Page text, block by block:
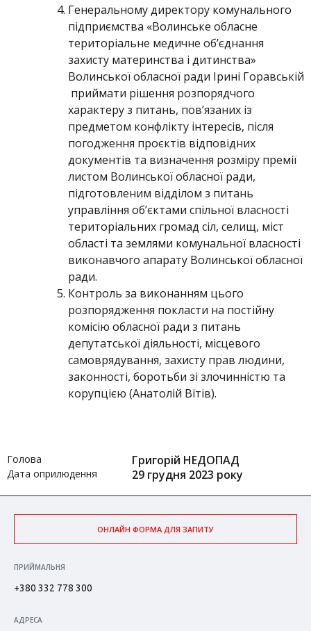
Генеральному директору комунального
підприємства «Волинське обласне
територіальне медичне об’єднання
захисту материнства і дитинства»
Волинської обласної ради Ірині Горавській
приймати рішення розпорядчого
характеру з питань, пов’язаних із
предметом конфлікту інтересів, після
погодження проєктів відповідних
документів та визначення розміру премії
листом Волинської обласної ради,
підготовленим відділом з питань
управління об’єктами спільної власності
територіальних громад сіл, селищ, міст
області та землями комунальної власності
виконавчого апарату Волинської обласної
ради.
Контроль за виконанням цього
розпорядження покласти на постійну
комісію обласної ради з питань
депутатської діяльності, місцевого
самоврядування, захисту прав людини,
законності, боротьби зі злочинністю та
корупцією (Анатолій Вітів).
Голова Григорій НЕДОПАД
Дата оприлюдення 29 грудня 2023 року
ОНЛАЙН ФОРМА ДЛЯ ЗАПИТУ
ПРИЙМАЛЬНЯ
+380 332 778 300
АДРЕСА